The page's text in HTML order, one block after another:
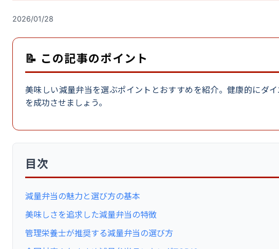
2026/01/28
📝 この記事のポイント
美味しい減量弁当を選ぶポイントとおすすめを紹介。健康的にダ
を成功させましょう。
目次
減量弁当の魅力と選び方の基本
美味しさを追求した減量弁当の特徴
管理栄養士が推奨する減量弁当の選び方